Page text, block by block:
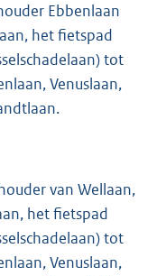
Ebbenlaan
het fietspad
tot
Venuslaan,
van Wellaan,
het fietspad
tot
Venuslaan,